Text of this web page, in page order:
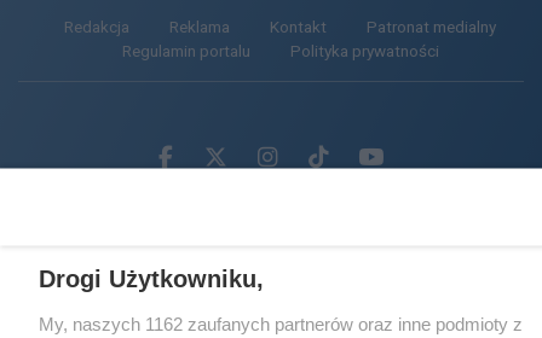
Redakcja Reklama Kontakt
Patronat medialny
Regulamin portalu
Polityka prywatności
Facebook.com
X.comInstagram.com
Tiktok.comYoutube.com
Unmute Loaded
Drogi Użytkowniku,
My, naszych 1162 zaufanych partnerów oraz inne podmioty z